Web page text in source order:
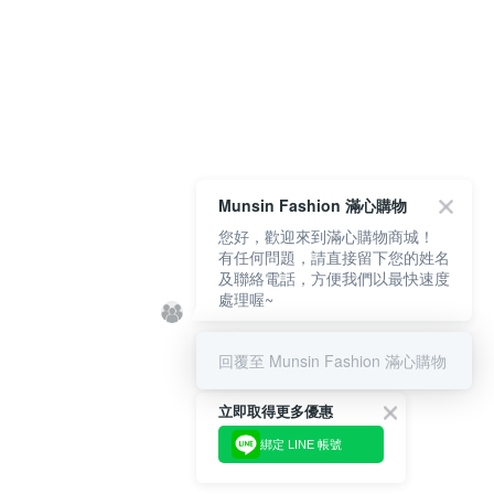
立即取得更多優惠
綁定 LINE 帳號
Munsin Fashion 滿心購物
您好，歡迎來到滿心購物商城！
有任何問題，請直接留下您的姓名
及聯絡電話，方便我們以最快速度
處理喔~
回覆至 Munsin Fashion 滿心購物